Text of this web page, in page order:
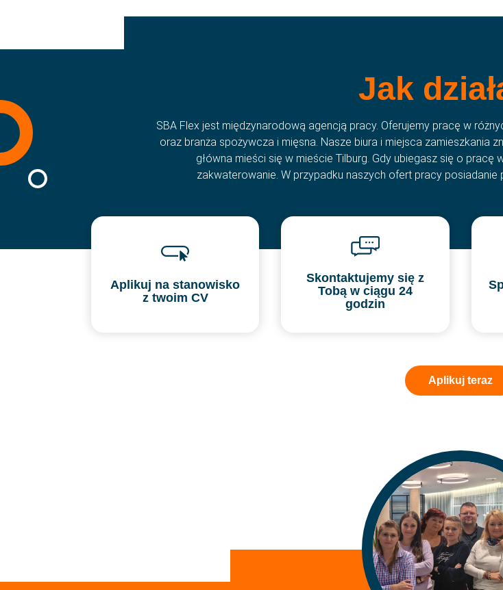
Zakwaterowanie
Branże
Aplikuj teraz
SBA Flex Recruitment
T:
+31 (0)13 464 89 50 recruitment@sbaflex.com
SBA Flex
+48 (0)77 888 12 17
Jak
SBA Flex jest międzynarodową agencją pracy. Oferujemy pracę w
oraz branża spożywcza i mięsna. Nasze biura i miejsca zamieszkania
główna mieści się w mieście Tilburg. Gdy ubiegasz się o
zakwaterowanie. W przypadku naszych ofert pracy posiadanie
Aplikuj na stanowisko
z twoim CV
Skontaktujemy się z
Tobą w ciągu 24
godzin
Aplikuj teraz